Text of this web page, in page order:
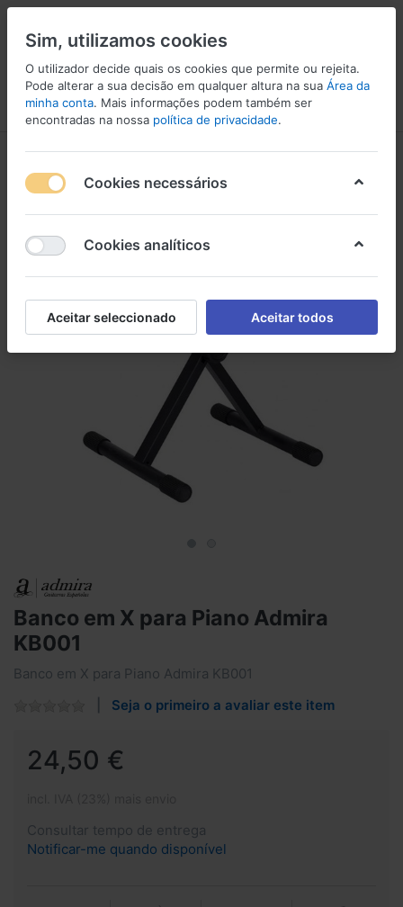
Menu Iniciar sessão Comparar Lista de Desejos
Banco em X para Piano Admira
KB001
Banco em X para Piano Admira KB001
Seja o primeiro a avaliar este item
24,50 €
Consultar tempo de entrega
Notificar-me quando disponível
Sim, utilizamos cookies
O utilizador decide quais os cookies que permite ou rejeita.
Pode alterar a sua decisão em qualquer altura na sua Área da
minha conta. Mais informações podem também ser
encontradas na nossa política de privacidade.
Cookies necessários
Cookies analíticos
Aceitar seleccionado Aceitar todos